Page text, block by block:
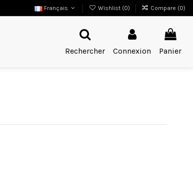
Français Wishlist (0) Compare (0)
Rechercher
Connexion Panier